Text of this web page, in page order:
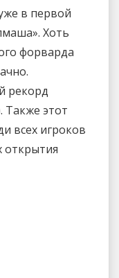
в первой
Хоть
форварда
рекорд
Также этот
всех игроков
открытия